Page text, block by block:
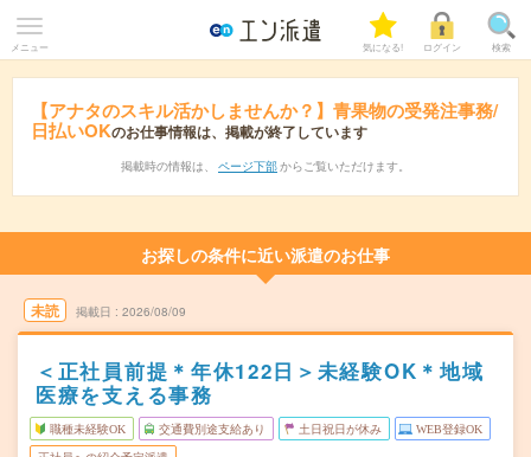
メニュー 気になる! ログイン 検索
【アナタのスキル活かしませんか？】青果物の受発注事務/
日払いOKのお仕事情報は、掲載が終了しています
掲載時の情報は、 ページ下部 からご覧いただけます。
お探しの条件に近い派遣のお仕事
未読 掲載日 2026/08/09
＜正社員前提＊年休122日＞未経験OK＊地域
医療を支える事務
職種未経験OK 交通費別途支給あり 土日祝日が休み WEB登録OK